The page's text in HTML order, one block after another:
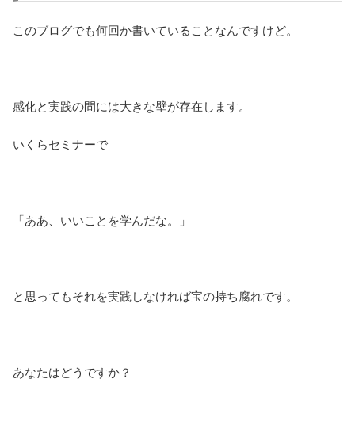
このブログでも何回か書いていることなんですけど。
感化と実践の間には大きな壁が存在します。
いくらセミナーで
「ああ、いいことを学んだな。」
と思ってもそれを実践しなければ宝の持ち腐れです。
あなたはどうですか？